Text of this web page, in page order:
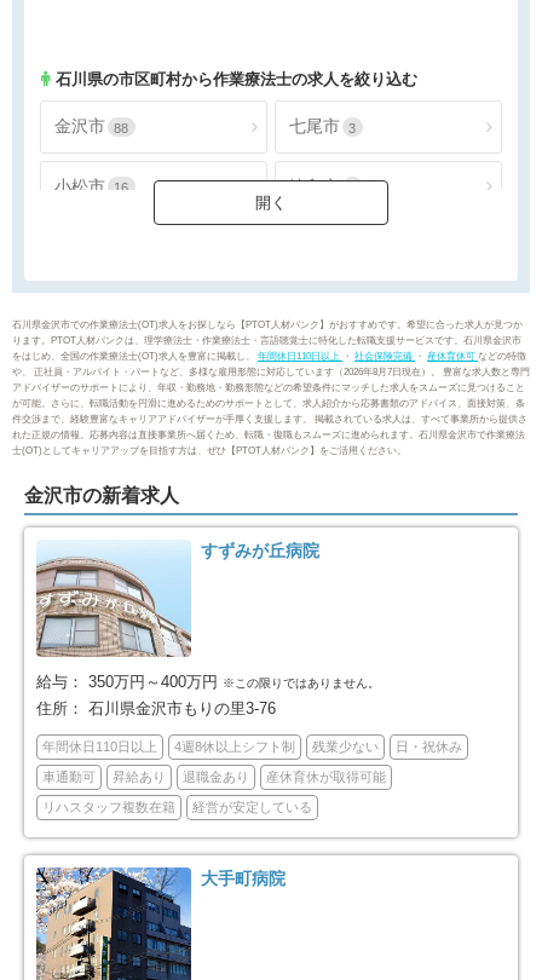
石川県の市区町村から作業療法士の求人を絞り込む
金沢市 88 七尾市 3
小松市 16 輪島市
能美市 4 野々市市 15
能美郡川北町 1 河北郡津幡町 7
河北郡内灘町 3
石川県金沢市での作業療法士(OT)求人をお探しなら【PTOT人材バンク】がおすすめです。希望に合った求人が見つか
ります。PTOT人材バンクは、理学療法士・作業療法士・言語聴覚士に特化した転職支援サービスです。石川県金沢市
をはじめ、全国の作業療法士(OT)求人を豊富に掲載し、 年間休日110日以上 ・ 社会保険完備 ・ 産休育休可 などの特徴
や、 正社員・アルバイト・パートなど、多様な雇用形態に対応しています（2026年8月7日現在）。 豊富な求人数と専門
アドバイザーのサポートにより、年収・勤務地・勤務形態などの希望条件にマッチした求人をスムーズに見つけること
が可能。さらに、転職活動を円滑に進めるためのサポートとして、求人紹介から応募書類のアドバイス、面接対策、条
件交渉まで、経験豊富なキャリアアドバイザーが手厚く支援します。 掲載されている求人は、すべて事業所から提供さ
れた正規の情報。応募内容は直接事業所へ届くため、転職・復職もスムーズに進められます。石川県金沢市で作業療法
士(OT)としてキャリアアップを目指す方は、ぜひ【PTOT人材バンク】をご活用ください。
金沢市の新着求人
すずみが丘病院
給与： 350万円～400万円 ※この限りではありません。
住所： 石川県金沢市もりの里3-76
年間休日110日以上 4週8休以上シフト制 残業少ない 日・祝休み
車通勤可 昇給あり 退職金あり 産休育休が取得可能
リハスタッフ複数在籍 経営が安定している
大手町病院